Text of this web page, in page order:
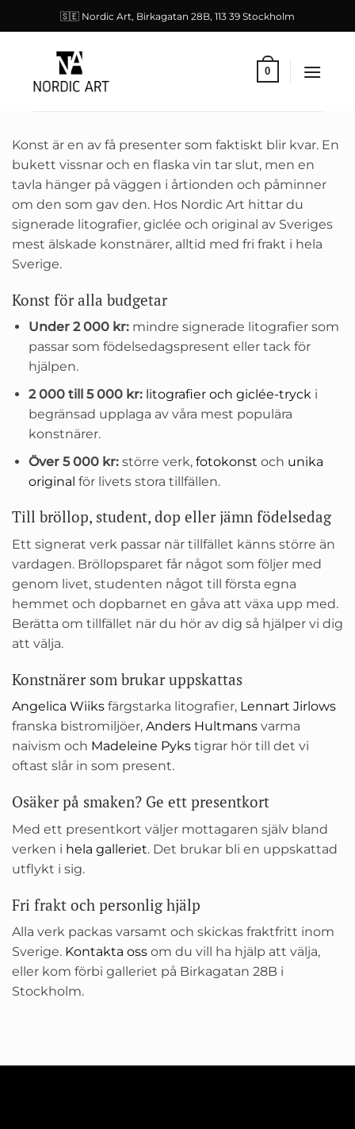
to
🇸🇪 Nordic Art, Birkagatan 28B, 113 39 Stockholm
0
Konst är en av få presenter som faktiskt blir kvar. En
bukett vissnar och en flaska vin tar slut, men en
tavla hänger på väggen i årtionden och påminner
om den som gav den. Hos Nordic Art hittar du
signerade litografier, giclée och original av Sveriges
mest älskade konstnärer, alltid med fri frakt i hela
Sverige.
Konst för alla budgetar
Under 2 000 kr:mindre signerade litografier som
passar som födelsedagspresent eller tack för
hjälpen.
2 000 till 5 000 kr: litografier och giclée-trycki
begränsad upplaga av våra mest populära
konstnärer.
Över 5 000 kr:större verk, fotokonst och unika
original för livets stora tillfällen.
Till bröllop, student, dop eller jämn födelsedag
Ett signerat verk passar när tillfället känns större än
vardagen. Bröllopsparet får något som följer med
genom livet, studenten något till första egna
hemmet och dopbarnet en gåva att växa upp med.
Berätta om tillfället när du hör av dig så hjälper vi dig
att välja.
Konstnärer som brukar uppskattas
Angelica Wiiks färgstarka litografier, Lennart Jirlows
franska bistromiljöer, Anders Hultmans varma
naivism och Madeleine Pyks tigrar hör till det vi
oftast slår in som present.
Osäker på smaken? Ge ett presentkort
Med ett presentkort väljer mottagaren själv bland
verken i hela galleriet. Det brukar bli en uppskattad
utflykt i sig.
Fri frakt och personlig hjälp
Alla verk packas varsamt och skickas fraktfritt inom
Sverige. Kontakta oss om du vill ha hjälp att välja,
eller kom förbi galleriet på Birkagatan 28B i
Stockholm.